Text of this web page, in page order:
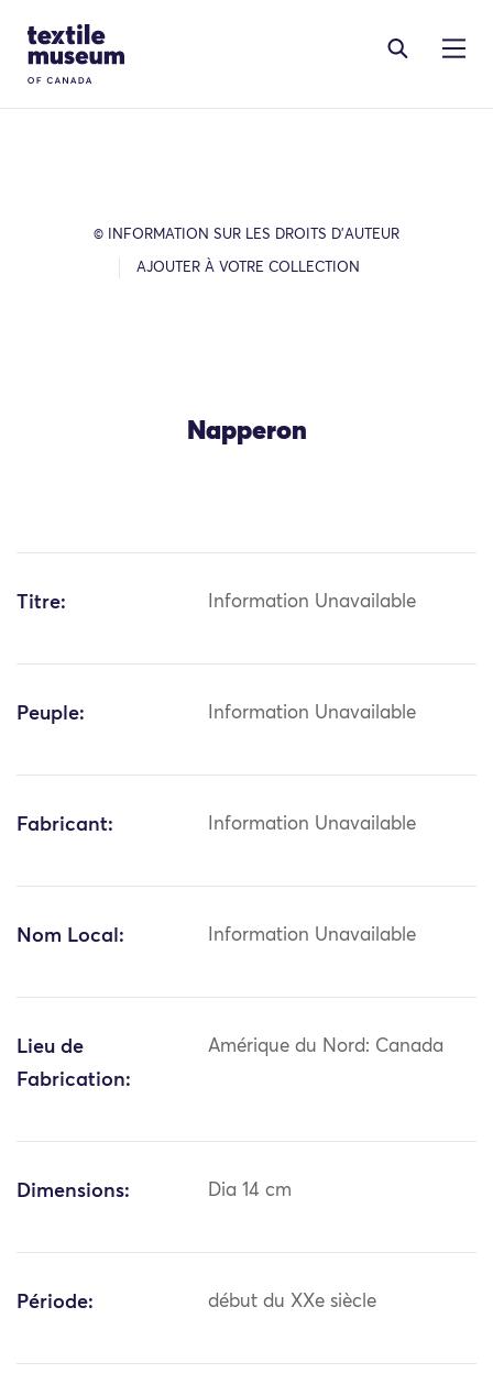
Site Logo
© INFORMATION SUR LES DROITS D’AUTEUR
AJOUTER À VOTRE COLLECTION
Napperon
Titre: Information Unavailable
Peuple: Information Unavailable
Fabricant: Information Unavailable
Nom Local: Information Unavailable
Lieu de
Fabrication:
Amérique du Nord: Canada
Dimensions: Dia 14 cm
Période: début du XXe siècle